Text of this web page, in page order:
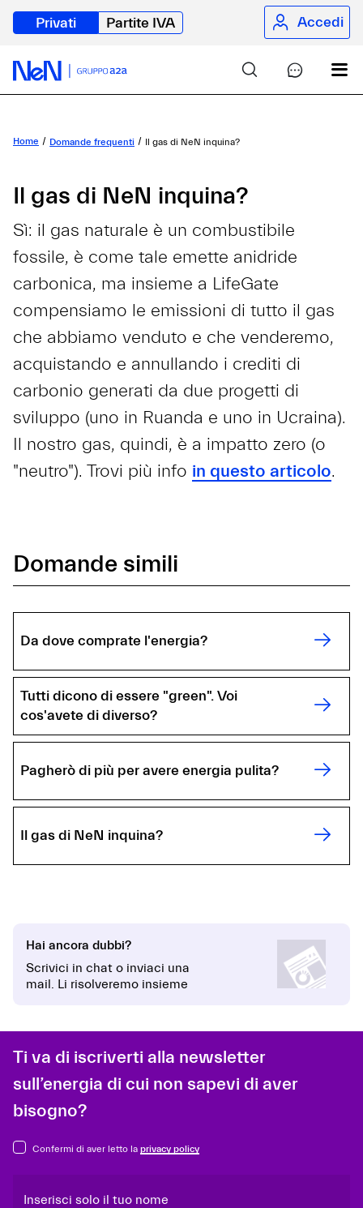
Privati Partite IVA Accedi
Home Domande frequenti Il gas di NeN inquina?
Il gas di NeN inquina?
Sì: il gas naturale è un combustibile
fossile, è come tale emette anidride
carbonica, ma insieme a LifeGate
compensiamo le emissioni di tutto il gas
che abbiamo venduto e che venderemo,
acquistando e annullando i crediti di
carbonio generati da due progetti di
sviluppo (uno in Ruanda e uno in Ucraina).
Il nostro gas, quindi, è a impatto zero (o
"neutro"). Trovi più info in questo articolo.
Domande simili
Da dove comprate l'energia?
Tutti dicono di essere "green". Voi
cos'avete di diverso?
Pagherò di più per avere energia pulita?
Il gas di NeN inquina?
Hai ancora dubbi?
Scrivici in chat o inviaci una
mail. Li risolveremo insieme
Ti va di iscriverti alla newsletter
sull’energia di cui non sapevi di aver
bisogno?
Confermi di aver letto la privacy policy
Inserisci solo il tuo nome